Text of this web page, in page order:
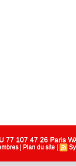
77 107 47 26 Paris
Plan du site